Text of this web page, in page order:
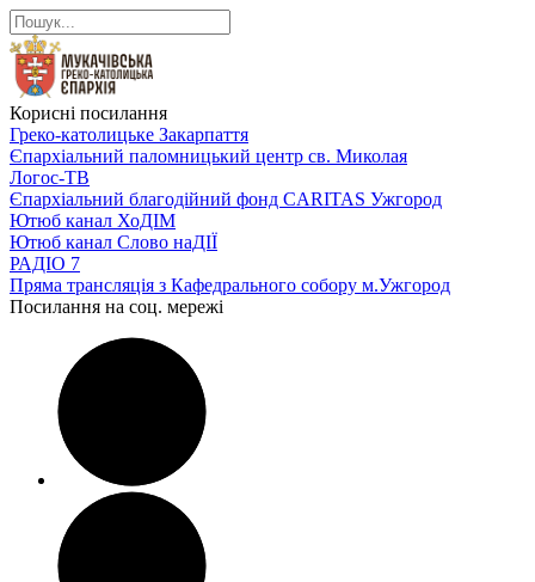
Корисні посилання
Греко-католицьке Закарпаття
Єпархіальний паломницький центр св. Миколая
Логос-ТВ
Єпархіальний благодійний фонд CARITAS Ужгород
Ютюб канал ХоДІМ
Ютюб канал Слово наДІЇ
РАДІО 7
Пряма трансляція з Кафедрального собору м.Ужгород
Посилання на соц. мережі